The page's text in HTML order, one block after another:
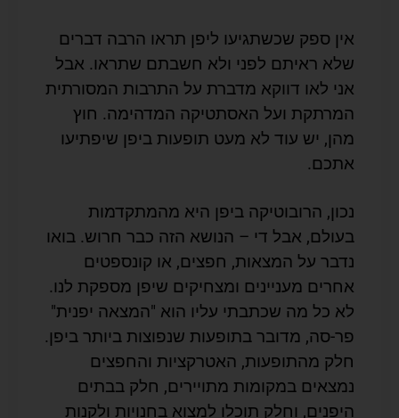
אין ספק שכשתגיעו ליפן תראו הרבה דברים
שלא ראיתם לפני ולא חשבתם שתראו. אבל
אני לאו דווקא מדברת על התרבות המסורתית
המרתקת ועל האסתטיקה המדהימה. חוץ
מהן, יש עוד לא מעט תופעות ביפן שיפתיעו
אתכם.
נכון, הרובוטיקה ביפן היא מהמתקדמות
בעולם, אבל די – הנושא הזה כבר חרוש. בואו
נדבר על המצאות, חפצים, או קונספטים
אחרים מעניינים ומצחיקים שיפן מספקת לנו.
לא כל מה שכתבתי עליו הוא "המצאה יפנית"
פר-סה, מדובר בתופעות שנפוצות ביותר ביפן.
חלק מהתופעות, האטרקציות והחפצים
נמצאים במקומות מתויירים, חלק בבתים
היפנים, וחלק תוכלו למצוא בחנויות ולקנות